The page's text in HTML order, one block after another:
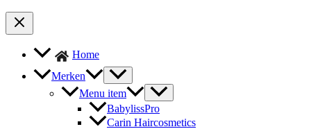
Home
Merken
Menu item
BabylissPro
Carin Haircosmetics